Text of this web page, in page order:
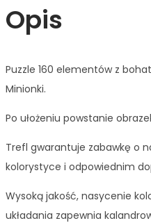
Opis
Puzzle 160 elementów z
Minionki.
Po ułożeniu powstanie
Trefl gwarantuje zabawkę o
kolorystyce i odpowiednim
Wysoką jakość, nasycenie
układania zapewnia